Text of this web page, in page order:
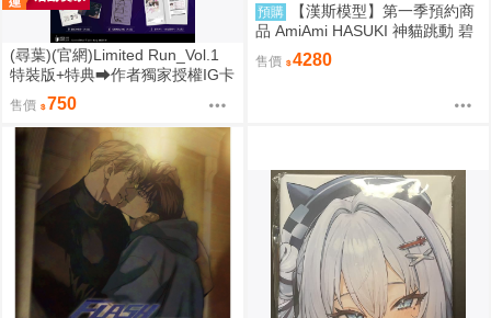
(尋葉)(官網)Limited Run_Vol.1
特裝版+特典⮕作者獨家授權IG卡
*1、作者獨家授權透卡*1(9/7預購
結束後將不提供) 26年11月預購
尋葉 漫畫特裝版 BL 買動漫
售價 750
預購
【漢斯模型】第一季預約商
品 AmiAmi HASUKI 神貓跳動 碧
藍航線 聖路易斯 抱枕圖原畫 1/6
PVC
售價 4280